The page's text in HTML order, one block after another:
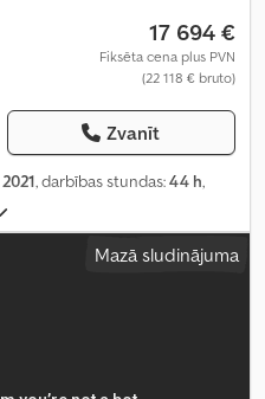
17 694 €
Fiksēta cena plus PVN
(22 118 € bruto)
Zvanīt
2021, darbības stundas:44 h,
Mazā sludinājuma